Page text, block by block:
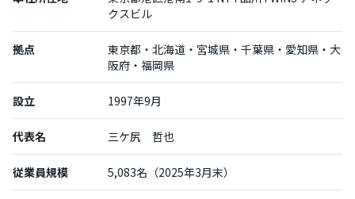
クスビル
拠点
東京都・北海道・宮城県・千葉県・愛知県・大
阪府・福岡県
設立 1997年9月
代表名 三ケ尻 哲也
従業員規模 5,083名（2025年3月末）